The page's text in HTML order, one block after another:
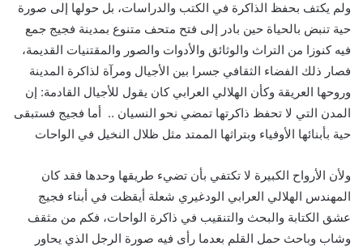
ولم يكتف بحفظ الذاكرة في الكتب والدراسات، بل حولها إلى صورة
حية تنبض بالحياة حين بادر إلى فتح متحف متنوع بمدينة فجيج جمع
فيه كنوزا من التراث والوثائق والأدوات والصور والمقتنيات القديمة،
فصار ذلك الفضاء الثقافي جسرا بين الأجيال ومرآة لذاكرة المدينة
وروحها العريقة وكأن الهلالي العرابي كان يقول للأجيال القادمة: إن
المدن التي لا تحفظ ذاكرتها تمضي نحو النسيان .. أما فجيج فستبقى
حية بأبنائها الأوفياء وبتراثها الممتد مثل ظلال النخيل في الواحات
ولأن الأرواح الكبيرة لا تكتفي بأن تضيء طريقها وحدها فقد كان
المهندس الهلالي العرابي الودغيري شعلة أيقظت في أبناء فجيج
عشق الكتابة والبحث والتنقيب في ذاكرة الواحات، فكم من مثقف
وشاب وباحث حمل القلم بعدما رأى فيه صورة الرجل الذي يحاور